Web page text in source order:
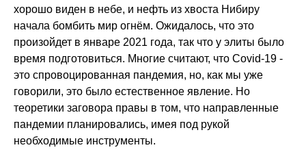
хорошо виден в небе, и нефть из хвоста Нибиру
начала бомбить мир огнём. Ожидалось, что это
произойдет в январе 2021 года, так что у элиты было
время подготовиться. Многие считают, что Covid-19 -
это спровоцированная пандемия, но, как мы уже
говорили, это было естественное явление. Но
теоретики заговора правы в том, что направленные
пандемии планировались, имея под рукой
необходимые инструменты.